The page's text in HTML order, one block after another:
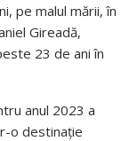
pe malul mării, în
Gireadă,
23 de ani în
anul 2023 a
o destinație